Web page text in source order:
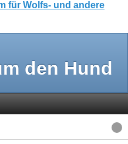
den Hund